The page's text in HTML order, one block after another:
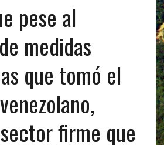
pese al
medidas
que tomó el
firme que